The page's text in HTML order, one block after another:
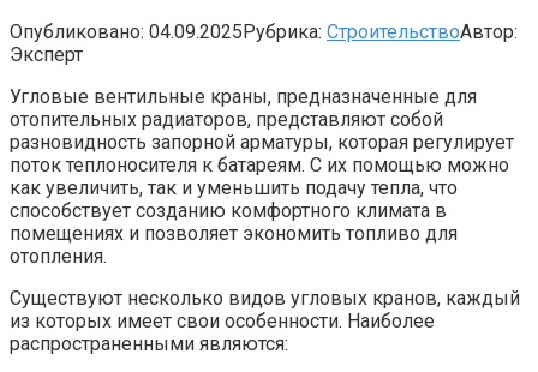
Опубликовано: 04.09.2025Рубрика: СтроительствоАвтор:
Эксперт
Угловые вентильные краны, предназначенные для
отопительных радиаторов, представляют собой
разновидность запорной арматуры, которая регулирует
поток теплоносителя к батареям. С их помощью можно
как увеличить, так и уменьшить подачу тепла, что
способствует созданию комфортного климата в
помещениях и позволяет экономить топливо для
отопления.
Существуют несколько видов угловых кранов, каждый
из которых имеет свои особенности. Наиболее
распространенными являются: